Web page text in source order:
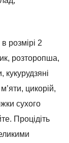
розмірі 2
розторопша,
кукурудзяні
цикорій,
сухого
Процідіть